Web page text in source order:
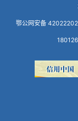
鄂公网安备